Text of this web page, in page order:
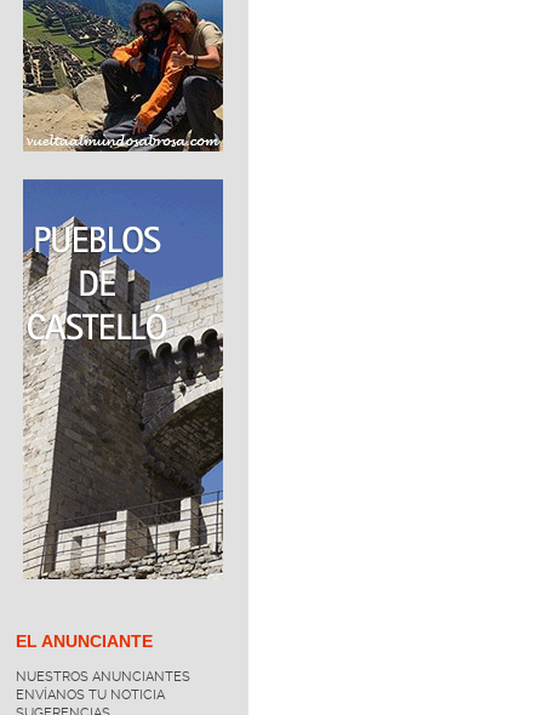
EL ANUNCIANTE
NUESTROS ANUNCIANTES
ENVÍANOS TU NOTICIA